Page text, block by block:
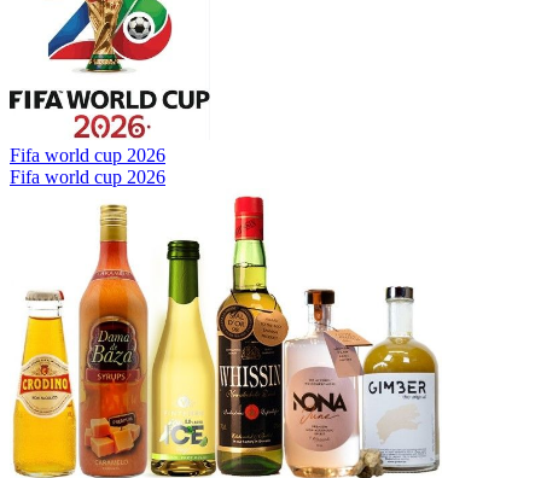
Fifa world cup 2026
Fifa world cup 2026